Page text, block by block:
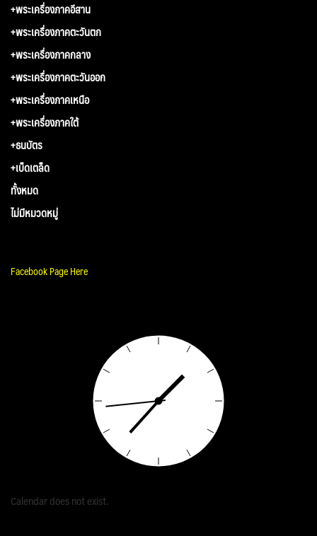
+พระเครื่องภาคอีสาน
+พระเครื่องภาคตะวันตก
+พระเครื่องภาคกลาง
+พระเครื่องภาคตะวันออก
+พระเครื่องภาคเหนือ
+พระเครื่องภาคใต้
+ธนบัตร
+เบ็ดเตล็ด
ทั้งหมด
ไม่มีหมวดหมู่
Facebook Page Here
Calendar does not exist.